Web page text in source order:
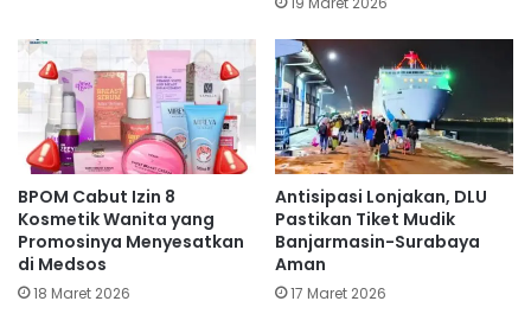
BPOM Cabut Izin 8
Kosmetik Wanita yang
Promosinya Menyesatkan
di Medsos
18 Maret 2026
Antisipasi Lonjakan, DLU
Pastikan Tiket Mudik
Banjarmasin-Surabaya
Aman
17 Maret 2026